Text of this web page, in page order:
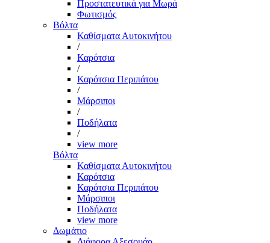
Προστατευτικά για Μωρά
Φωτισμός
Βόλτα
Καθίσματα Αυτοκινήτου
/
Καρότσια
/
Καρότσια Περιπάτου
/
Μάρσιποι
/
Ποδήλατα
/
view more
Βόλτα
Καθίσματα Αυτοκινήτου
Καρότσια
Καρότσια Περιπάτου
Μάρσιποι
Ποδήλατα
view more
Δωμάτιο